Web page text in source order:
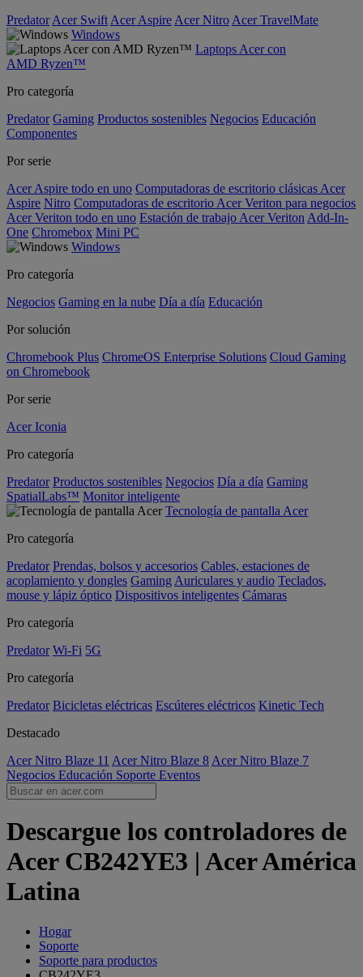
Predator Acer Swift Acer Aspire Acer Nitro Acer TravelMate
Windows
Laptops Acer con
AMD Ryzen™
Pro categoría
Predator Gaming Productos sostenibles Negocios Educación
Componentes
Por serie
Acer Aspire todo en uno Computadoras de escritorio clásicas Acer
Aspire Nitro Computadoras de escritorio Acer Veriton para negocios
Acer Veriton todo en uno Estación de trabajo Acer Veriton Add-In-
One Chromebox Mini PC
Windows
Pro categoría
Negocios Gaming en la nube Día a día Educación
Por solución
Chromebook Plus ChromeOS Enterprise Solutions Cloud Gaming
on Chromebook
Por serie
Acer Iconia
Pro categoría
Predator Productos sostenibles Negocios Día a día Gaming
SpatialLabs™ Monitor inteligente
Tecnología de pantalla Acer
Pro categoría
Predator Prendas, bolsos y accesorios Cables, estaciones de
acoplamiento y dongles Gaming Auriculares y audio Teclados,
mouse y lápiz óptico Dispositivos inteligentes Cámaras
Pro categoría
Predator Wi-Fi 5G
Pro categoría
Predator Bicicletas eléctricas Escúteres eléctricos Kinetic Tech
Destacado
Acer Nitro Blaze 11 Acer Nitro Blaze 8 Acer Nitro Blaze 7
Negocios Educación Soporte Eventos
Descargue los controladores de
Acer CB242YE3 | Acer América
Latina
Hogar
Soporte
Soporte para productos